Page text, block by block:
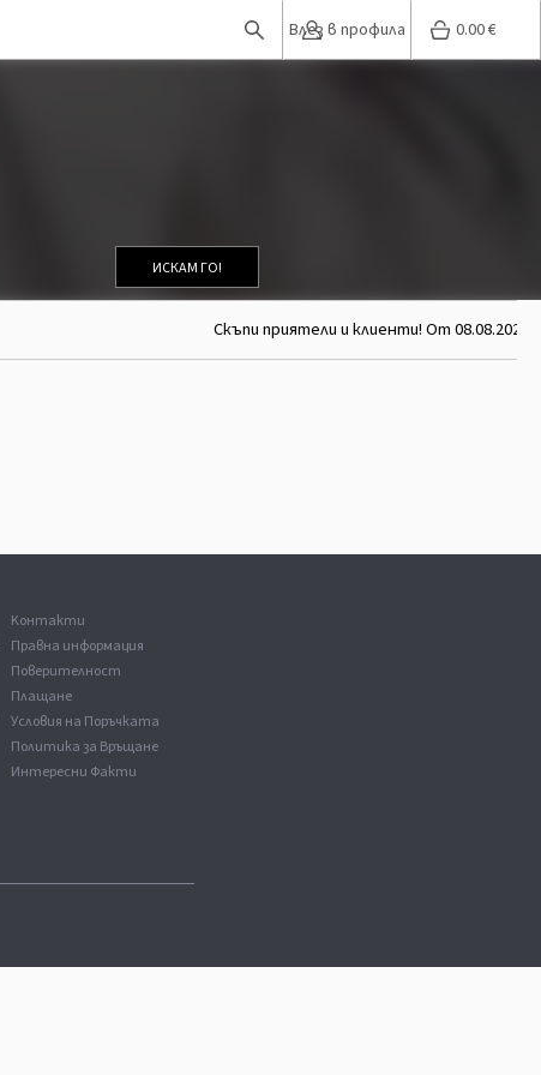
Влез в профила 0.00€
ИСКАМ ГО!
Скъпи приятели и клиенти! От
Kонтакти
Правна информация
Поверителност
Плащане
Условия на Поръчката
Политика за Връщане
Интересни Факти